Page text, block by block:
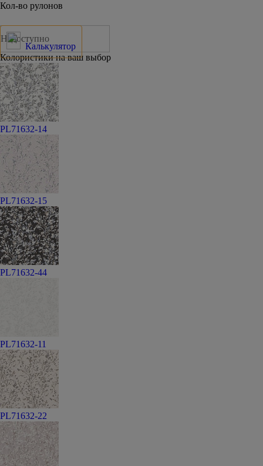
Кол-во рулонов
Калькулятор
Недоступно
Колористики на ваш выбор
PL71632-14
PL71632-15
PL71632-44
PL71632-11
PL71632-22